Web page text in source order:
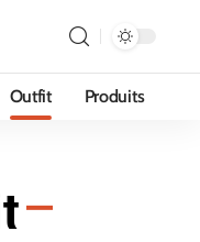
Outfit Produits